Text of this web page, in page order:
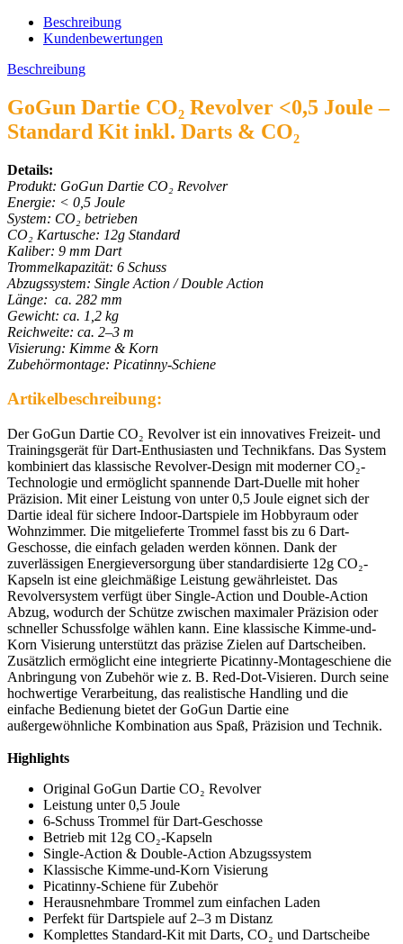
Beschreibung
Kundenbewertungen
Beschreibung
GoGun Dartie CO₂ Revolver <0,5 Joule –
Standard Kit inkl. Darts & CO₂
Details:
Produkt: GoGun Dartie CO₂ Revolver
Energie: < 0,5 Joule
System: CO₂ betrieben
CO₂ Kartusche: 12g Standard
Kaliber: 9 mm Dart
Trommelkapazität: 6 Schuss
Abzugssystem: Single Action / Double Action
Länge: ca. 282 mm
Gewicht: ca. 1,2 kg
Reichweite: ca. 2–3 m
Visierung: Kimme & Korn
Zubehörmontage: Picatinny-Schiene
Artikelbeschreibung:
Der GoGun Dartie CO₂ Revolver ist ein innovatives Freizeit- und
Trainingsgerät für Dart-Enthusiasten und Technikfans. Das System
kombiniert das klassische Revolver-Design mit moderner CO₂-
Technologie und ermöglicht spannende Dart-Duelle mit hoher
Präzision. Mit einer Leistung von unter 0,5 Joule eignet sich der
Dartie ideal für sichere Indoor-Dartspiele im Hobbyraum oder
Wohnzimmer. Die mitgelieferte Trommel fasst bis zu 6 Dart-
Geschosse, die einfach geladen werden können. Dank der
zuverlässigen Energieversorgung über standardisierte 12g CO₂-
Kapseln ist eine gleichmäßige Leistung gewährleistet. Das
Revolversystem verfügt über Single-Action und Double-Action
Abzug, wodurch der Schütze zwischen maximaler Präzision oder
schneller Schussfolge wählen kann. Eine klassische Kimme-und-
Korn Visierung unterstützt das präzise Zielen auf Dartscheiben.
Zusätzlich ermöglicht eine integrierte Picatinny-Montageschiene die
Anbringung von Zubehör wie z. B. Red-Dot-Visieren. Durch seine
hochwertige Verarbeitung, das realistische Handling und die
einfache Bedienung bietet der GoGun Dartie eine
außergewöhnliche Kombination aus Spaß, Präzision und Technik.
Highlights
Original GoGun Dartie CO₂ Revolver
Leistung unter 0,5 Joule
6-Schuss Trommel für Dart-Geschosse
Betrieb mit 12g CO₂-Kapseln
Single-Action & Double-Action Abzugssystem
Klassische Kimme-und-Korn Visierung
Picatinny-Schiene für Zubehör
Herausnehmbare Trommel zum einfachen Laden
Perfekt für Dartspiele auf 2–3 m Distanz
Komplettes Standard-Kit mit Darts, CO₂ und Dartscheibe